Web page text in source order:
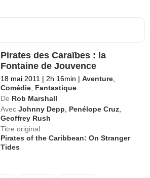
Pirates des Caraïbes : la
Fontaine de Jouvence
18 mai 2011 | 2h 16min | Aventure,
Comédie, Fantastique
De Rob Marshall
Avec Johnny Depp, Penélope Cruz,
Geoffrey Rush
Titre original
Pirates of the Caribbean: On Stranger
Tides